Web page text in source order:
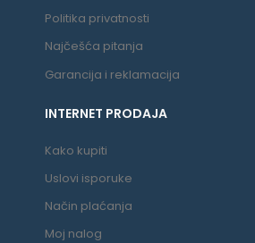
Politika privatnosti
Najčešća pitanja
Garancija i reklamacija
INTERNET PRODAJA
Kako kupiti
Uslovi isporuke
Način plaćanja
Moj nalog